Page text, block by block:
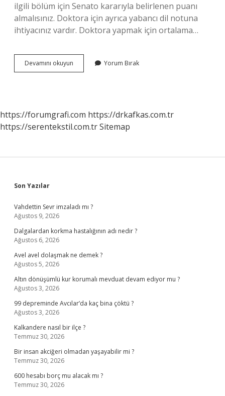
ilgili bölüm için Senato kararıyla belirlenen puanı
almalısınız. Doktora için ayrıca yabancı dil notuna
ihtiyacınız vardır. Doktora yapmak için ortalama…
Devamını okuyun Doktora
Yapmak
Yorum Bırak
https://forumgrafi.com https://drkafkas.com.tr
https://serentekstil.com.trSitemap
Sidebar
Son Yazılar
Vahdettin Sevr imzaladı mı ?
Ağustos 9, 2026
Dalgalardan korkma hastalığının adı nedir ?
Ağustos 6, 2026
Avel avel dolaşmak ne demek ?
Ağustos 5, 2026
Altın dönüşümlü kur korumalı mevduat devam ediyor mu ?
Ağustos 3, 2026
99 depreminde Avcılar’da kaç bina çöktü ?
Ağustos 3, 2026
Kalkandere nasıl bir ilçe ?
Temmuz 30, 2026
Bir insan akciğeri olmadan yaşayabilir mi ?
Temmuz 30, 2026
600 hesabı borç mu alacak mı ?
Temmuz 30, 2026